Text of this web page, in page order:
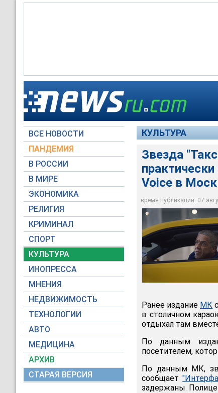
ВСЕ НОВОСТИ
ПАНДЕМИЯ
В РОССИИ
В МИРЕ
ЭКОНОМИКА
РЕЛИГИЯ
КРИМИНАЛ
СПОРТ
КУЛЬТУРА
ИНОПРЕССА
МНЕНИЯ
НЕДВИЖИМОСТЬ
ТЕХНОЛОГИИ
АВТО
МЕДИЦИНА
АРХИВ
СТАРАЯ ВЕРСИЯ
КУЛЬТУРА
Звезда
Voice в
время публикации: 07
Французский
исполнения
Склифосовского
Стоп-кадр видео
Ранее издание МК
в столичном
отдыхал там
По данным
посетителем,
По данным МК,
сообщает
задержаны.